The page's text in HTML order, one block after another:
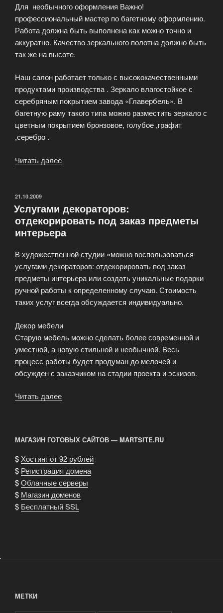
«Венера»
на
стене»
Для необычного оформления Важно!
профессиональный мастер по багетному оформлению.
Работа должна быть выполнена как можно точно и
аккуратно. Качество зеркального полотна должно быть
так же на высоте.
Наш салон работает только с высококачественными
продуктами производства . Зеркало влагостойкое с
серебряным покрытием завода «Главербель». В
багетную раму такого типа можно разместить зеркало с
цветным покрытием бронзовое, голубое ,графит
,серебро .
Читать далее
ОПУБЛИКОВАНО
21.10.2009
Услугами декораторов:
отдекорировать под заказ предметы
интерьера
В художественной студии «можно воспользоваться
услугами декораторов: отдекорировать под заказ
предметы интерьера или создать уникальные подарки
ручной работы к определенному случаю. Стоимость
таких услуг всегда обсуждается индивидуально.
Декор мебели
Старую мебель можно сделать более современной и
уместной, а новую стильной и необычной. Весь
процесс работы будет продуман до мелочей и
обсужден с заказчиком на стадии проекта и эскизов.
Читать далее
заказ
предметы
интерьера»
МАГАЗИН ГОТОВЫХ САЙТОВ — MARTSITE.RU
$Хостинг от 92 рублей
$ Регистрация домена
$Облачные серверы
$ Магазин доменов
$ Бесплатный SSL
.
МЕТКИ